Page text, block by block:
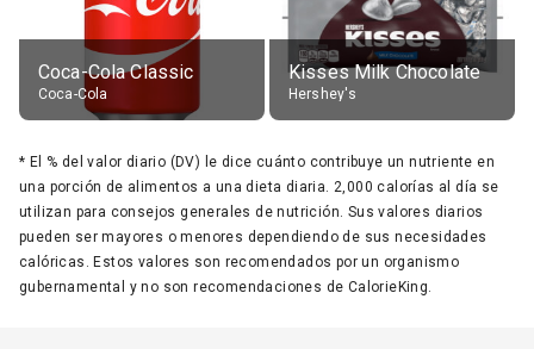
Coca-Cola Classic
Coca-Cola
Kisses Milk Chocolate
Hershey's
* El % del valor diario (DV) le dice cuánto contribuye un nutriente en
una porción de alimentos a una dieta diaria. 2,000 calorías al día se
utilizan para consejos generales de nutrición. Sus valores diarios
pueden ser mayores o menores dependiendo de sus necesidades
calóricas. Estos valores son recomendados por un organismo
gubernamental y no son recomendaciones de CalorieKing.